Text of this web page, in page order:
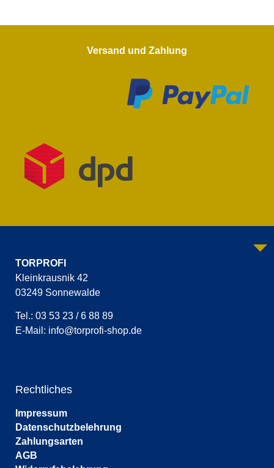
Versand und Zahlung
TORPROFI
Kleinkrausnik 42
03249 Sonnewalde
Tel.: 03 53 23 / 6 88 89
E-Mail: info@torprofi-shop.de
Rechtliches
Impressum
Datenschutzbelehrung
Zahlungsarten
AGB